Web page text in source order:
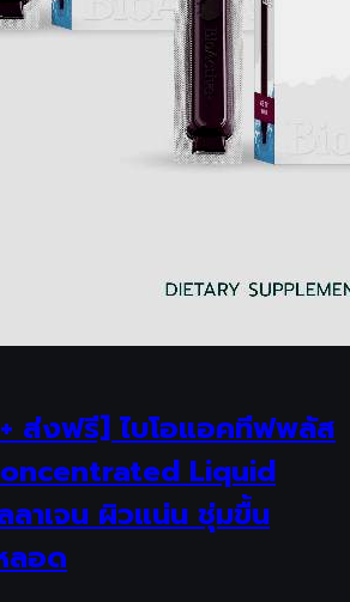
ส่งฟรี] ไบโอแอคทีฟพลัส
Liquid
าเจน ผิวแน่น ชุ่มขื้น
ลอด